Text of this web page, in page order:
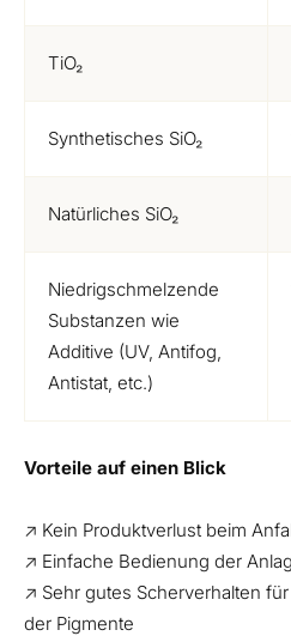
TiO₂
Synthetisches SiO₂
Natürliches SiO₂
Niedrigschmelzende
Substanzen wie
Additive (UV, Antifog,
Antistat, etc.)
Vorteile auf einen Blick
↗ Kein Produktverlust beim
↗ Einfache Bedienung der
↗ Sehr gutes Scherverhalten
der Pigmente